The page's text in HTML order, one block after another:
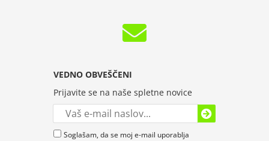
VEDNO OBVEŠČENI
Prijavite se na naše spletne novice
Soglašam, da se moj e-mail uporablja